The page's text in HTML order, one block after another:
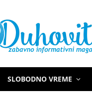
SLOBODNO VREME